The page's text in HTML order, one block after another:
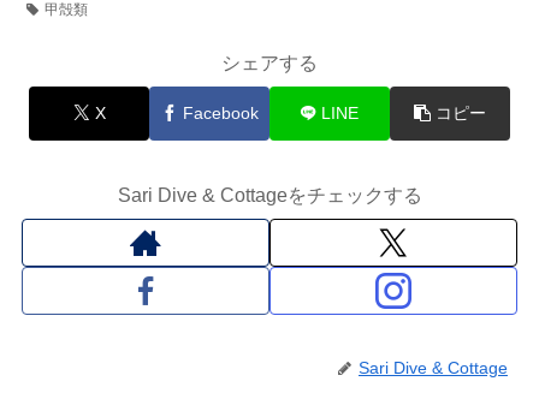
甲殻類
シェアする
X Facebook LINE コピー
Sari Dive & Cottageをチェックする
Sari Dive & Cottage